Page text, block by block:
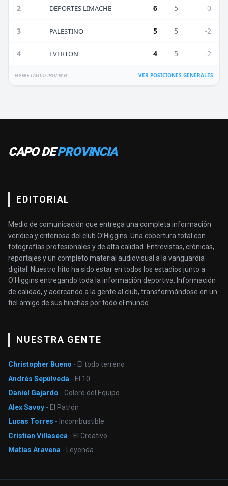
2 DEPORTES LIMACHE 6 5 0
3 PALESTINO 5 5 -2
4 EVERTON 4 5 -2
FUENTE: CAPO DE PROVINCIA VER POSICIONES GENERALES
CAPO DEPROVINCIA
EDITORIAL
Medio de comunicación que entrega una completa información
verídica y criteriosa del club O’Higgins. Una cobertura total con
fotografías profesionales y de alta calidad. Entrevistas, crónicas,
reportajes y un completo material audiovisual a la vanguardia
digital. Nuestro hito ha sido estar en todos los estadios junto a
O'Higgins entregando toda la información deportiva. Información
de calidad, y acercando a la gente al club, transformándose en un
fiel amigo de sus hinchas por todo el mundo.
NUESTRA GENTE
Christopher Bueno - El todo terreno
Andrés Sepúlveda - El 10
Daniel Gajardo - Golero del Equipo
Alex Savoy - El Patrón
Lucas Torres - Incombustible
Cristian Villaseca - El Creativo
Matías Aravena - Leyenda